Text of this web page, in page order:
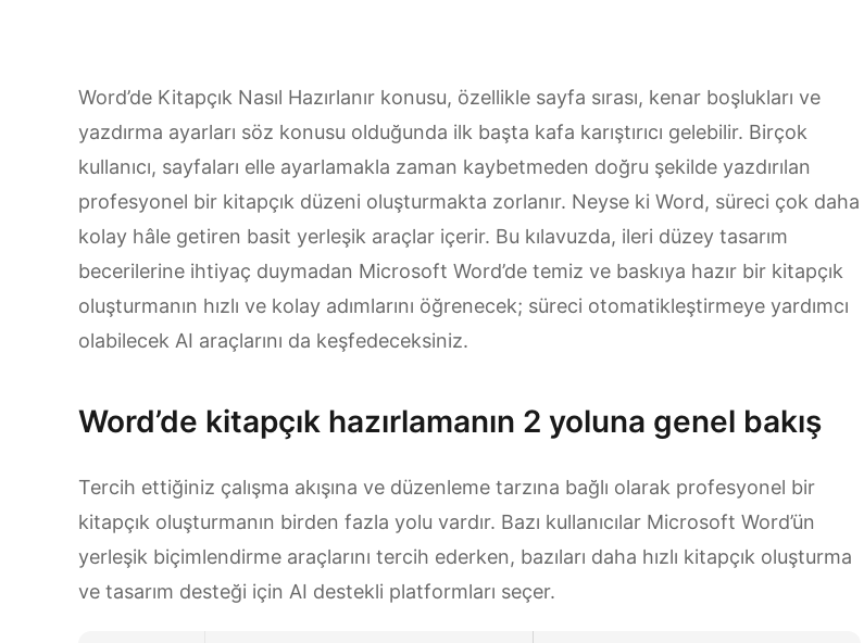
Word’de Kitapçık Nasıl Hazırlanır konusu, özellikle sayfa sırası, kenar boşlukları ve
yazdırma ayarları söz konusu olduğunda ilk başta kafa karıştırıcı gelebilir. Birçok
kullanıcı, sayfaları elle ayarlamakla zaman kaybetmeden doğru şekilde yazdırılan
profesyonel bir kitapçık düzeni oluşturmakta zorlanır. Neyse ki Word, süreci çok daha
kolay hâle getiren basit yerleşik araçlar içerir. Bu kılavuzda, ileri düzey tasarım
becerilerine ihtiyaç duymadan Microsoft Word’de temiz ve baskıya hazır bir kitapçık
oluşturmanın hızlı ve kolay adımlarını öğrenecek; süreci otomatikleştirmeye yardımcı
olabilecek AI araçlarını da keşfedeceksiniz.
Word’de kitapçık hazırlamanın 2 yoluna genel bakış
Tercih ettiğiniz çalışma akışına ve düzenleme tarzına bağlı olarak profesyonel bir
kitapçık oluşturmanın birden fazla yolu vardır. Bazı kullanıcılar Microsoft Word’ün
yerleşik biçimlendirme araçlarını tercih ederken, bazıları daha hızlı kitapçık oluşturma
ve tasarım desteği için AI destekli platformları seçer.